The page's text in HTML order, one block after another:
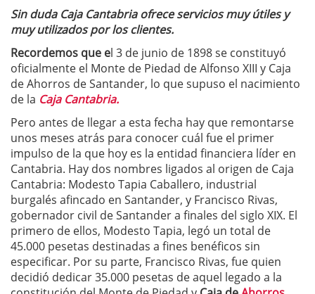
Sin duda Caja Cantabria ofrece servicios muy útiles y
muy utilizados por los clientes.
Recordemos que el 3 de junio de 1898 se constituyó
oficialmente el Monte de Piedad de Alfonso XIII y Caja
de Ahorros de Santander, lo que supuso el nacimiento
de la Caja Cantabria.
Pero antes de llegar a esta fecha hay que remontarse
unos meses atrás para conocer cuál fue el primer
impulso de la que hoy es la entidad financiera líder en
Cantabria. Hay dos nombres ligados al origen de Caja
Cantabria: Modesto Tapia Caballero, industrial
burgalés afincado en Santander, y Francisco Rivas,
gobernador civil de Santander a finales del siglo XIX. El
primero de ellos, Modesto Tapia, legó un total de
45.000 pesetas destinadas a fines benéficos sin
especificar. Por su parte, Francisco Rivas, fue quien
decidió dedicar 35.000 pesetas de aquel legado a la